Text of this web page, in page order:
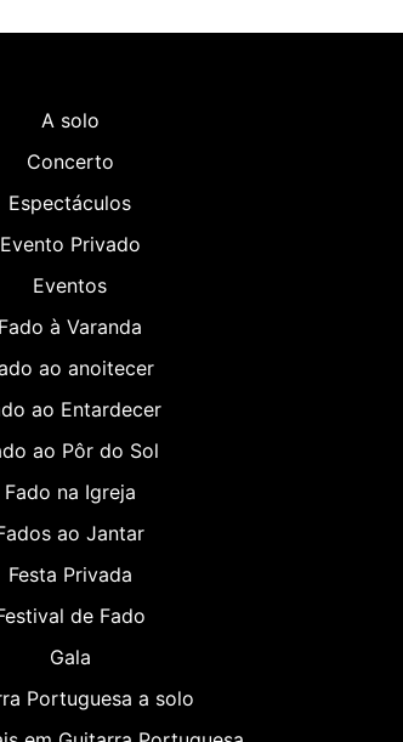
A solo
Concerto
Espectáculos
Evento Privado
Eventos
Fado à Varanda
ao anoitecer
ao Entardecer
ao Pôr do Sol
Fado na Igreja
ao Jantar
Festa Privada
de Fado
Gala
Portuguesa a solo